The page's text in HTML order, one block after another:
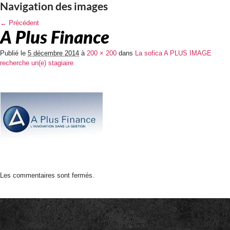
Navigation des images
← Précédent
A Plus Finance
Publié le 5 décembre 2014 à 200 × 200 dans La sofica A PLUS IMAGE
recherche un(e) stagiaire
Les commentaires sont fermés.